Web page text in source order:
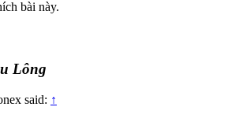
bài này.
Lông
said: ↑